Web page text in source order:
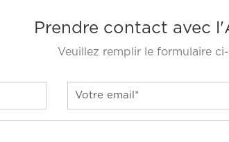
Prendre contact avec
Veuillez remplir le formulaire